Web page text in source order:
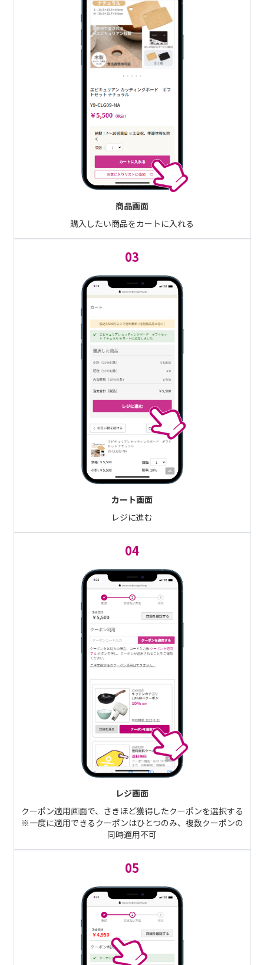
商品画面
購入したい商品をカートに入れる
03
カート画面
レジに進む
04
レジ画面
クーポン適用画面で、さきほど獲得したクーポンを選択する
※一度に適用できるクーポンはひとつのみ、複数クーポンの
同時適用不可
05